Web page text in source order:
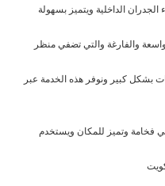
الداخلية ويتميز بسهولة
والفارغة والتي تضفي منظر
بشكل كبير ونوفر هذه الخدمة عبر
فخامة وتميز للمكان ويستخدم